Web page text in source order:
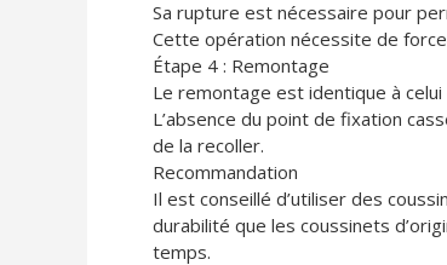
Sa rupture est nécessaire pour
Cette opération nécessite de
Étape 4 : Remontage
Le remontage est identique à
L’absence du point de fixation
de la recoller.
Recommandation
Il est conseillé d’utiliser des
durabilité que les coussinets
temps.